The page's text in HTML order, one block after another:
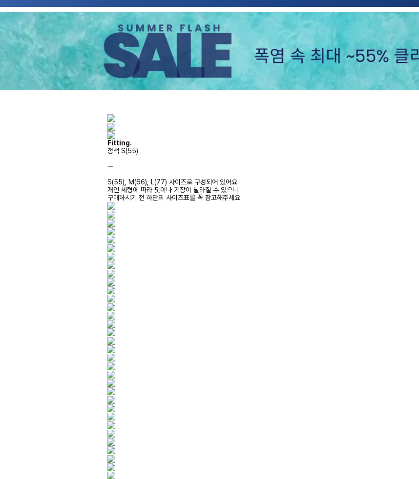
Fitting.
청색 S(55)
ㅡ
S(55), M(66), L(77) 사이즈로 구성되어 있어요
개인 체형에 따라 핏이나 기장이 달라질 수 있으니
구매하시기 전 하단의 사이즈표를 꼭 참고해주세요